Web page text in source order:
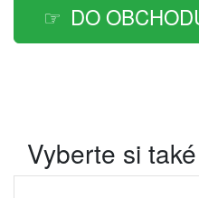
DO
Vyberte si